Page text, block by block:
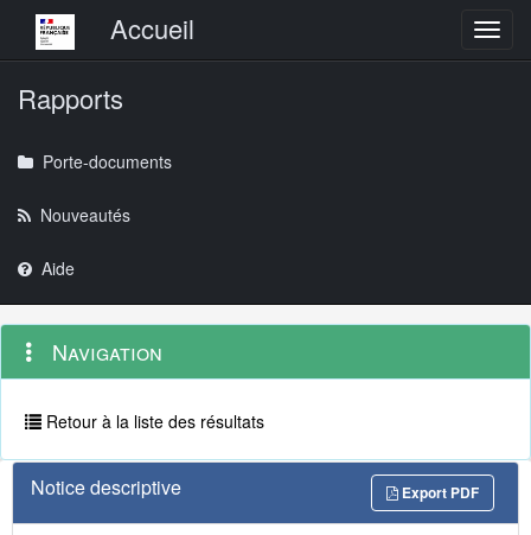
Menu principalAccueil
Rapports
Porte-documents
Nouveautés
Aide
Navigation
outils
Menu
contextuel
Navigation
Retour à la liste des résultats
Notice descriptive Export PDF